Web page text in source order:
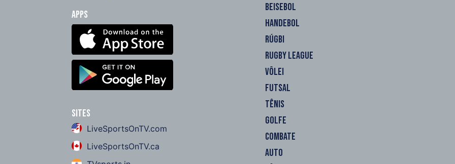
Apps
Sites
LiveSportsOnTV.com
LiveSportsOnTV.ca
BEISEBOL
HANDEBOL
RÚGBI
RUGBY LEAGUE
VÔLEI
FUTSAL
TÊNIS
GOLFE
COMBATE
AUTO